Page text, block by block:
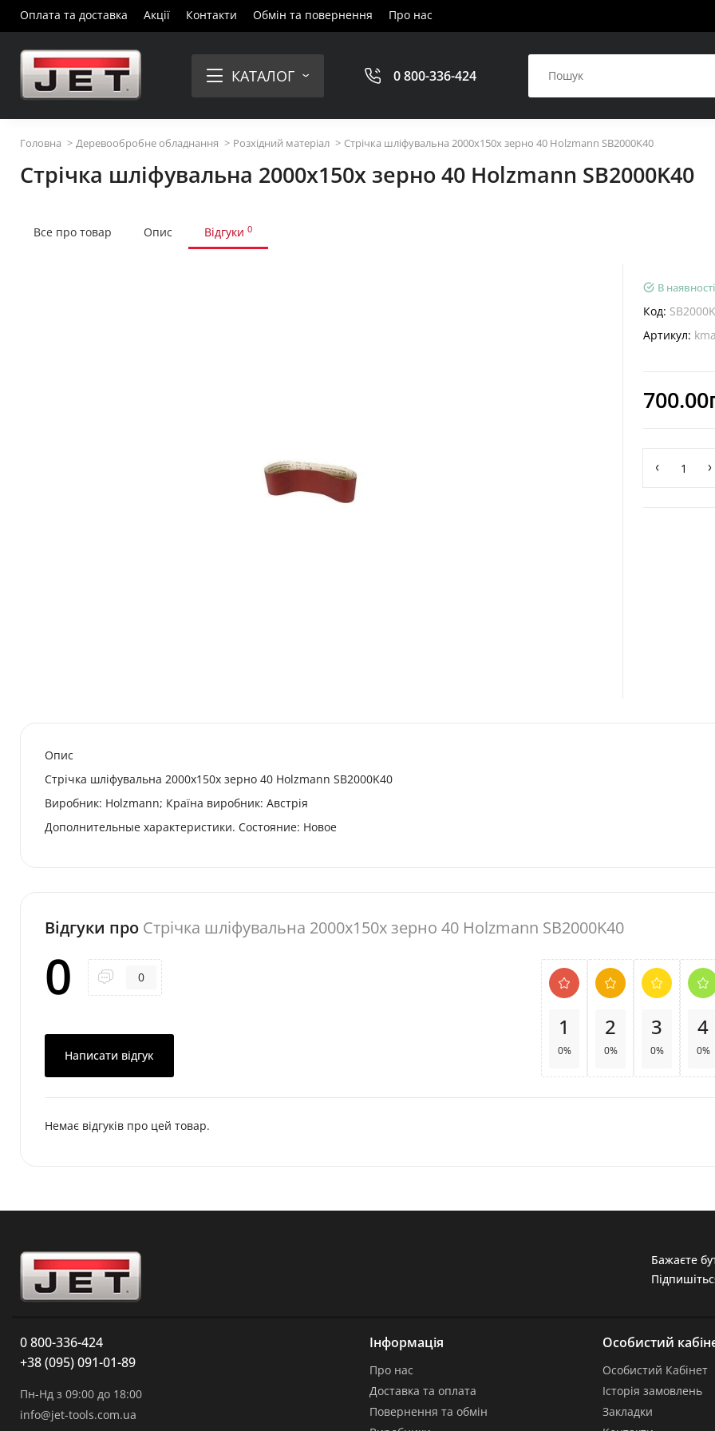
Оплата та доставка Акції Контакти Обмін та повернення Про нас
КАТАЛОГ 0 800-336-424
Головна Деревообробне обладнання Розхідний матеріал Стрічка шліфувальна 2000x150x зерно 40 Holzmann SB2000K40
Стрічка шліфувальна 2000x150x зерно 40 Holzmann SB2000K40
Все про товар Опис Відгуки 0
В наявності
Код:
Артикул:
Опис
Стрічка шліфувальна 2000x150x зерно 40 Holzmann SB2000K40
Виробник: Holzmann; Країна виробник: Австрія
Дополнительные характеристики. Состояние: Новое
Відгуки про Стрічка шліфувальна 2000x150x зерно 40 Holzmann SB2000K40
0 0
Написати відгук
1
0%
2
0%
3
0%
4
0%
Немає відгуків про цей товар.
Бажаєте
0 800-336-424
+38 (095) 091-01-89
Пн-Нд з 09:00 до 18:00
info@jet-tools.com.ua
Інформація
Про нас
Доставка та оплата
Повернення та обмін
Особистий
Особистий Кабінет
Історія замовлень
Закладки